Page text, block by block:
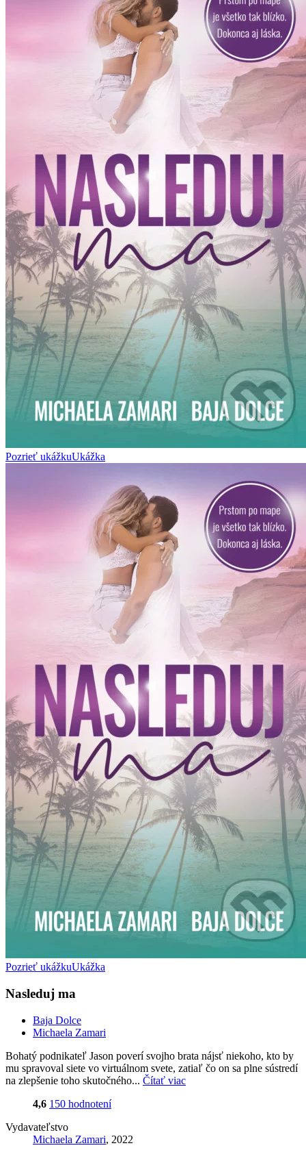
Pozrieť ukážkuUkážka
Pozrieť ukážkuUkážka
Nasleduj ma
Baja Dolce
Michaela Zamari
Bohatý podnikateľ Jason poverí svojho brata nájsť niekoho, kto by
mu spravoval siete vo virtuálnom svete, zatiaľ čo on sa plne sústredí
na zlepšenie toho skutočného... Čítať viac
4,6 150 hodnotení
Vydavateľstvo
Michaela Zamari, 2022